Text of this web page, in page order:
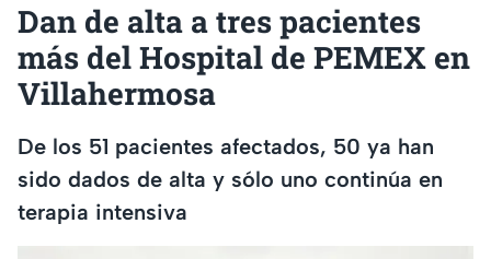
Dan de alta a tres pacientes
más del Hospital de PEMEX en
Villahermosa
​De los 51 pacientes afectados, 50 ya han
sido dados de alta y sólo uno continúa en
terapia intensiva